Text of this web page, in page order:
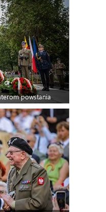
powstania